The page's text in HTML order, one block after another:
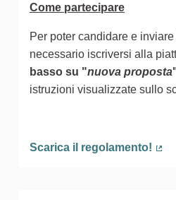
Come partecipare
Per poter candidare e inviare
necessario iscriversi alla
basso su "nuova proposta
istruzioni visualizzate sullo
Scarica il regolamento!